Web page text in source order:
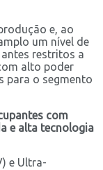
e, ao
um nível de
restritos a
alto poder
para o segmento
com
e alta tecnologia
e Ultra-